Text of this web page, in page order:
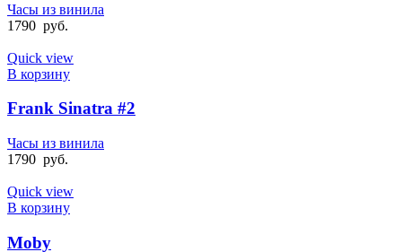
Часы из винила
1790 руб.
Quick view
В корзину
Frank Sinatra #2
Часы из винила
1790 руб.
Quick view
В корзину
Moby